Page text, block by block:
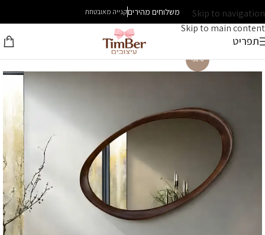
Skip to navigation
Skip to main content
משלוחים מהיריםקנייה מאובטחת
תפריט
-30%